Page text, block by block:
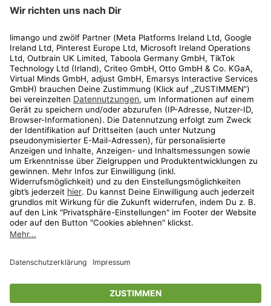
Kundenservice
Shop
Aktionen
Travel